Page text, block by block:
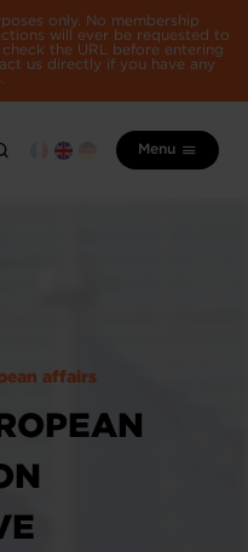
only. No membership
will ever be requested to
the URL before entering
us directly if you have any
Menu
affairs